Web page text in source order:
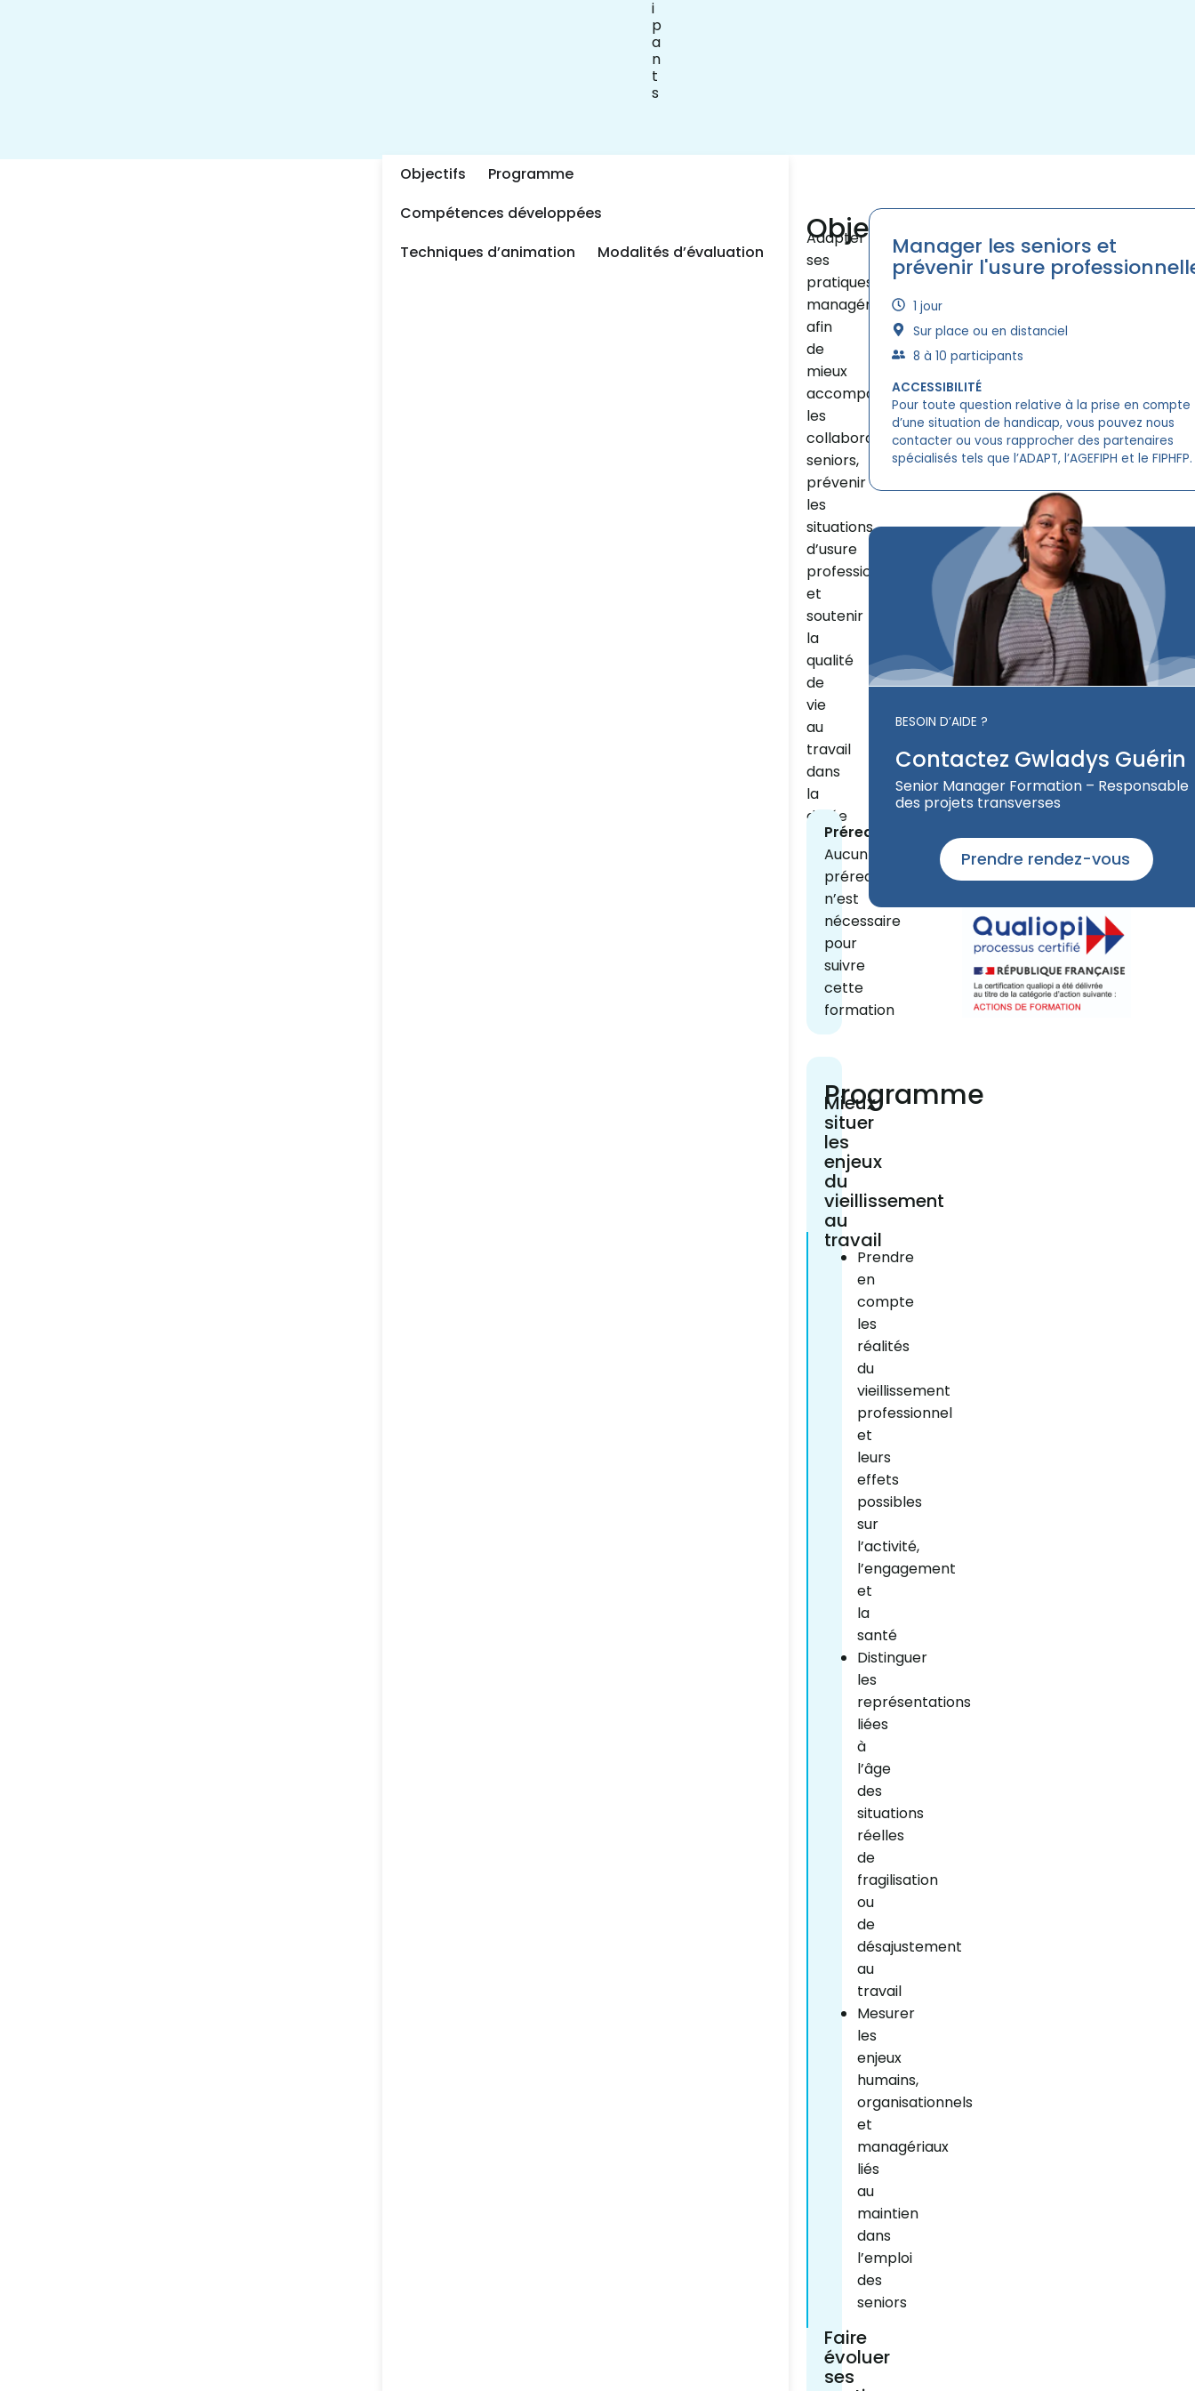
i
p
a
n
t
s
Objectifs
Programme
Compétences développées​
Techniques d’animation​
Modalités d’évaluation​
Objectifs
Adapter
ses
pratiques
managériales
afin
de
mieux
accompagner
les
collaborateurs
seniors,
prévenir
les
situations
d’usure
professionnelle
et
soutenir
la
qualité
de
vie
au
travail
dans
la
durée
Prérequis
Aucun
prérequis
n’est
nécessaire
pour
suivre
cette
formation
Programme
Mieux
situer
les
enjeux
du
vieillissement
au
travail
Prendre
en
compte
les
réalités
du
vieillissement
professionnel
et
leurs
effets
possibles
sur
l’activité,
l’engagement
et
la
santé
Distinguer
les
représentations
liées
à
l’âge
des
situations
réelles
de
fragilisation
ou
de
désajustement
au
travail
Mesurer
les
enjeux
humains,
organisationnels
et
managériaux
liés
au
maintien
dans
l’emploi
des
seniors
Faire
évoluer
ses
Manager les seniors et
prévenir l'usure
1 jour
Sur place ou en distanciel
8 à 10 participants
ACCESSIBILITÉ
Pour toute question relative à la prise en compte
d’une situation de handicap, vous pouvez nous
contacter ou vous rapprocher des partenaires
spécialisés tels que l’ADAPT, l’AGEFIPH et le FIPHFP.
BESOIN D’AIDE ?
Contactez Gwladys Guérin
Senior Manager Formation – Responsable
des projets transverses
Prendre rendez-vous